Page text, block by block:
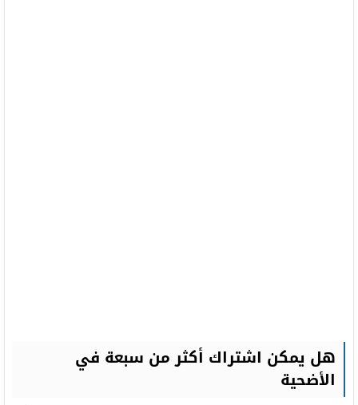
هل يمكن اشتراك أكثر من سبعة في
الأضحية